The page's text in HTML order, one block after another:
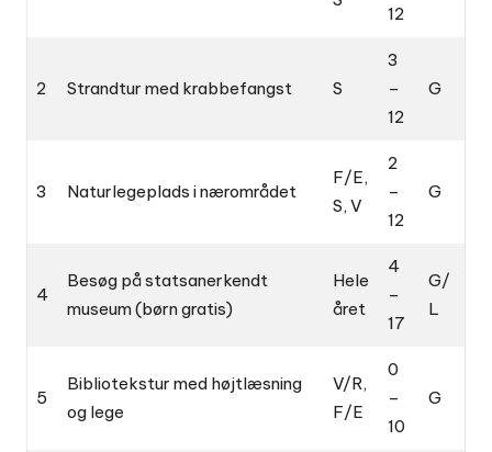
12
2 Strandtur med krabbefangst S
3
–
12
G
3 Naturlegeplads i nærområdet
F/E,
S, V
2
–
12
G
4
Besøg på statsanerkendt
museum (børn gratis)
Hele
året
4
–
17
G/
L
5
Bibliotekstur med højtlæsning
og lege
V/R,
F/E
0
–
10
G